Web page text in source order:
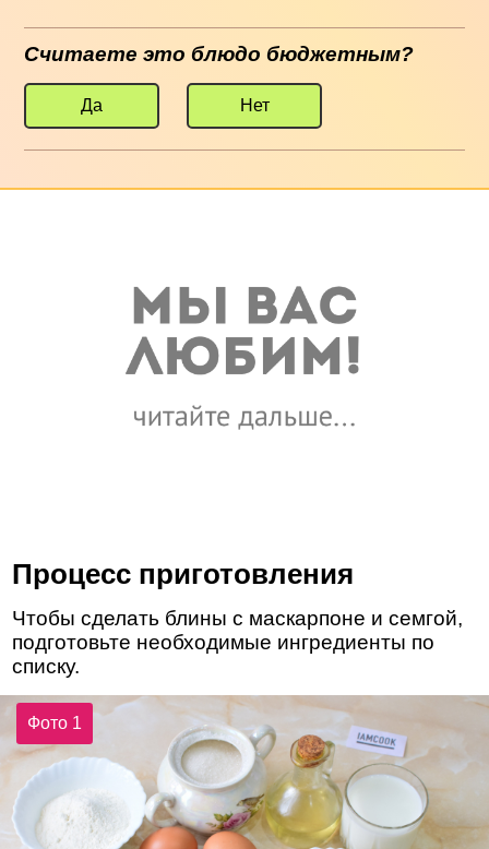
Считаете это блюдо бюджетным?
Да Нет
Процесс приготовления
Чтобы сделать блины с маскарпоне и семгой,
подготовьте необходимые ингредиенты по
списку.
Фото 1